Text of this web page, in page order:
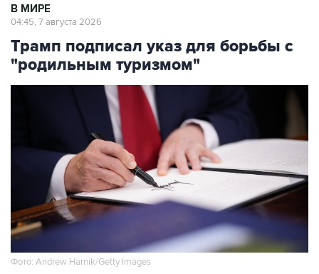
В МИРЕ
04:45, 7 августа 2026
Трамп подписал указ для борьбы с
"родильным туризмом"
Фото: Andrew Harnik/Getty Images